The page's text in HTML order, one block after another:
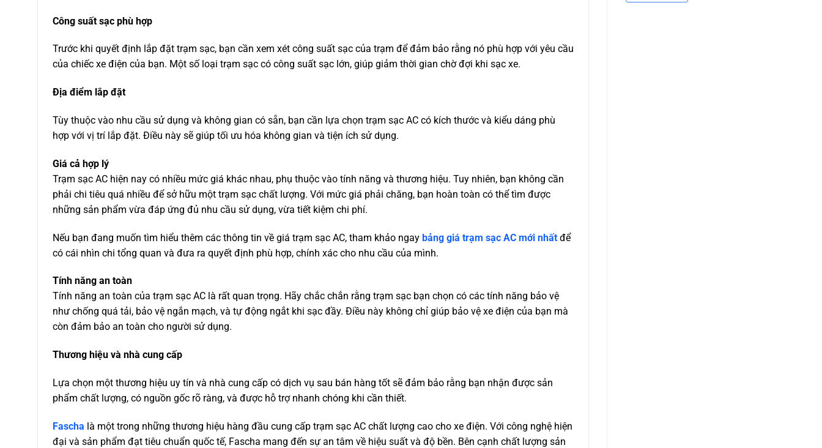
Công suất sạc phù hợp
Trước khi quyết định lắp đặt trạm sạc, bạn cần xem xét công suất sạc của trạm để đảm bảo rằng nó phù hợp với yêu cầu
của chiếc xe điện của bạn. Một số loại trạm sạc có công suất sạc lớn, giúp giảm thời gian chờ đợi khi sạc xe.
Địa điểm lắp đặt
Tùy thuộc vào nhu cầu sử dụng và không gian có sẵn, bạn cần lựa chọn trạm sạc AC có kích thước và kiểu dáng phù
hợp với vị trí lắp đặt. Điều này sẽ giúp tối ưu hóa không gian và tiện ích sử dụng.
Giá cả hợp lý
Trạm sạc AC hiện nay có nhiều mức giá khác nhau, phụ thuộc vào tính năng và thương hiệu. Tuy nhiên, bạn không cần
phải chi tiêu quá nhiều để sở hữu một trạm sạc chất lượng. Với mức giá phải chăng, bạn hoàn toàn có thể tìm được
những sản phẩm vừa đáp ứng đủ nhu cầu sử dụng, vừa tiết kiệm chi phí.
Nếu bạn đang muốn tìm hiểu thêm các thông tin về giá trạm sạc AC, tham khảo ngay bảng giá trạm sạc AC mới nhất để
có cái nhìn chi tổng quan và đưa ra quyết định phù hợp, chính xác cho nhu cầu của mình.
Tính năng an toàn
Tính năng an toàn của trạm sạc AC là rất quan trọng. Hãy chắc chắn rằng trạm sạc bạn chọn có các tính năng bảo vệ
như chống quá tải, bảo vệ ngắn mạch, và tự động ngắt khi sạc đầy. Điều này không chỉ giúp bảo vệ xe điện của bạn mà
còn đảm bảo an toàn cho người sử dụng.
Thương hiệu và nhà cung cấp
Lựa chọn một thương hiệu uy tín và nhà cung cấp có dịch vụ sau bán hàng tốt sẽ đảm bảo rằng bạn nhận được sản
phẩm chất lượng, có nguồn gốc rõ ràng, và được hỗ trợ nhanh chóng khi cần thiết.
Fascha là một trong những thương hiệu hàng đầu cung cấp trạm sạc AC chất lượng cao cho xe điện. Với công nghệ hiện
đại và sản phẩm đạt tiêu chuẩn quốc tế, Fascha mang đến sự an tâm về hiệu suất và độ bền. Bên cạnh chất lượng sản